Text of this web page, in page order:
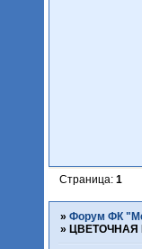
Страница: 1
» Форум ФК
» ЦВЕТОЧНАЯ